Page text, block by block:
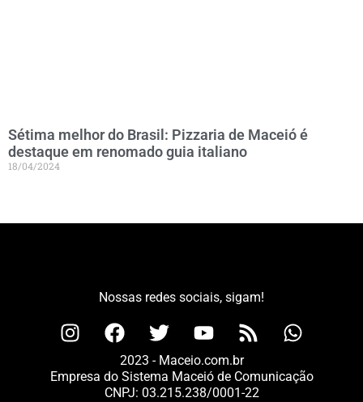
Sétima melhor do Brasil: Pizzaria de Maceió é
destaque em renomado guia italiano
18/04/2024
Nossas redes sociais, sigam!
2023 - Maceio.com.br
Empresa do Sistema Maceió de Comunicação
CNPJ: 03.215.238/0001-22